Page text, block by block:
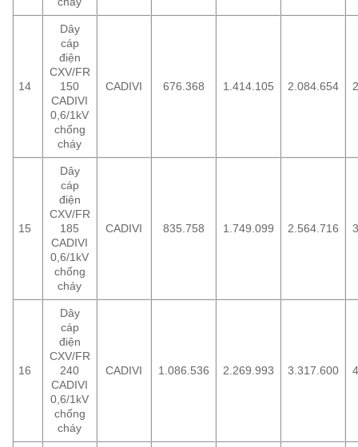
14
Dây
cáp
điện
CXV/FR
150
CADIVI
0,6/1kV
chống
cháy
CADIVI 676.368 1.414.105 2.084.654
15
Dây
cáp
điện
CXV/FR
185
CADIVI
0,6/1kV
chống
cháy
CADIVI 835.758 1.749.099 2.564.716
16
Dây
cáp
điện
CXV/FR
240
CADIVI
0,6/1kV
chống
cháy
CADIVI 1.086.536 2.269.993 3.317.600